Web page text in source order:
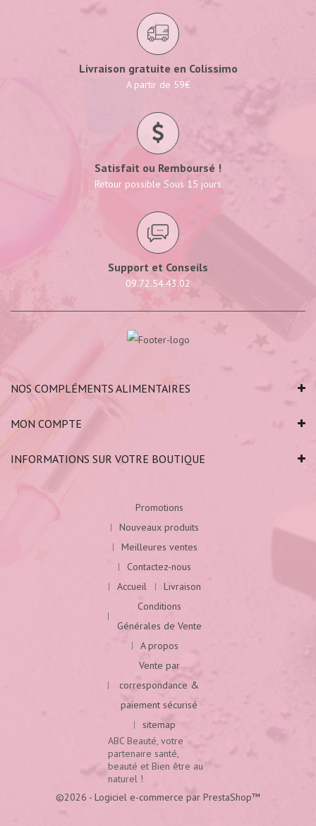
Livraison gratuite en Colissimo
A partir de 59€
Satisfait ou Remboursé !
Retour possible Sous 15 jours
Support et Conseils
09.72.54.43.02
NOS COMPLÉMENTS ALIMENTAIRES
MON COMPTE
INFORMATIONS SUR VOTRE BOUTIQUE
Promotions
Nouveaux produits
Meilleures ventes
Contactez-nous
Accueil
Livraison
Conditions
Générales de Vente
A propos
Vente par
correspondance &
paiement sécurisé
sitemap
ABC Beauté, votre
partenaire santé,
beauté et Bien être au
naturel !
©2026 - Logiciel e-commerce par PrestaShop™